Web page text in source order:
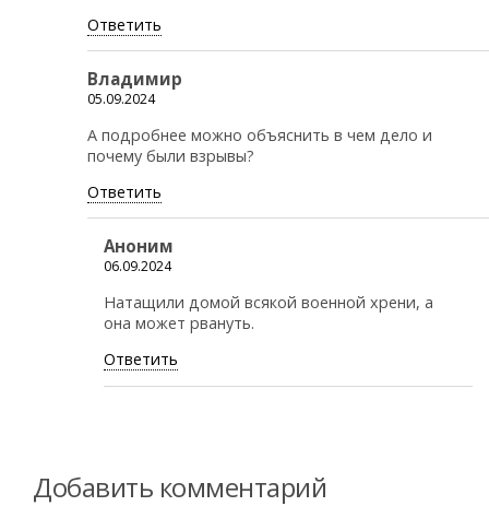
Ответить
Владимир
05.09.2024
А подробнее можно объяснить в чем дело и
почему были взрывы?
Ответить
Аноним
06.09.2024
Натащили домой всякой военной хрени, а
она может рвануть.
Ответить
Добавить комментарий